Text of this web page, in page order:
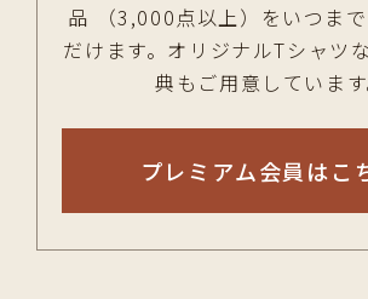
品 （3,000点以上）をいつま
だけます。オリジナルTシャツ
典もご用意しています
プレミアム会員はこ